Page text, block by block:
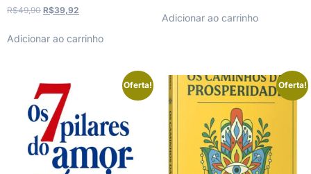
R$49,90 R$39,92
Adicionar ao carrinho
Adicionar ao carrinho
Oferta! Oferta!